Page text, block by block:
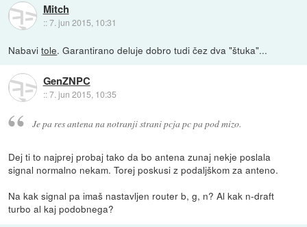
Mitch
::7. jun 2015, 10:31
Nabavitole. Garantirano deluje dobro tudi čez dva "štuka"...
GenZNPC
::7. jun 2015, 10:35
Je pa res antena na notranji strani pcja pc pa pod mizo.
Dej ti to najprej probaj tako da bo antena zunaj nekje poslala
signal normalno nekam. Torej poskusi z podaljškom za anteno.
Na kak signal pa imaš nastavljen router b, g, n? Al kak n-draft
turbo al kaj podobnega?